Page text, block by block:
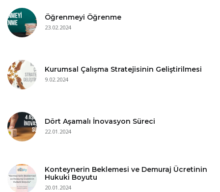
Öğrenmeyi Öğrenme
23.02.2024
Kurumsal Çalışma Stratejisinin Geliştirilmesi
9.02.2024
Dört Aşamalı İnovasyon Süreci
22.01.2024
Konteynerin Beklemesi ve Demuraj Ücretinin
Hukuki Boyutu
20.01.2024